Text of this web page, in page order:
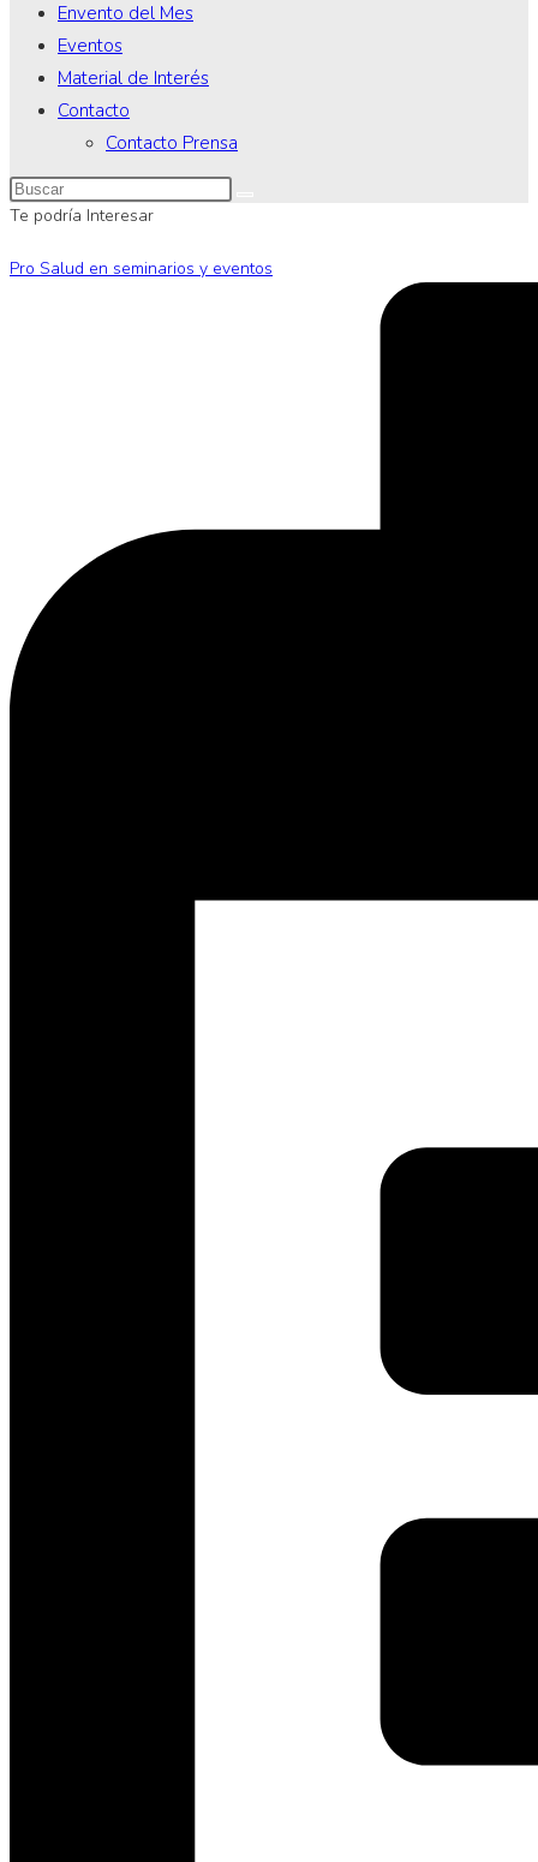
Envento del Mes
Eventos
Material de Interés
Contacto
Contacto Prensa
Te podría Interesar
Pro Salud en seminarios y eventos